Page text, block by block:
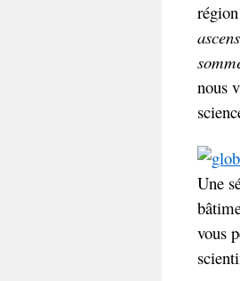
nous
Une
vous